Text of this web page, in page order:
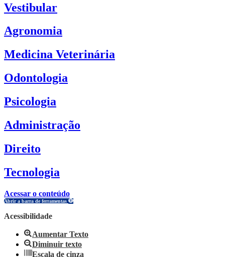
Vestibular
Agronomia
Medicina Veterinária
Odontologia
Psicologia
Administração
Direito
Tecnologia
Acessar o conteúdo
Abrir a barra de ferramentas
Acessibilidade
Aumentar Texto
Diminuir texto
Escala de cinza